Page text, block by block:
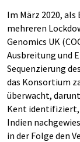
Im März 2020,
mehreren
Genomics UK
Ausbreitung und
Sequenzierung
das Konsortium
überwacht,
Kent identifiziert,
Indien
in der Folge den